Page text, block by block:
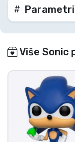
Parametri
Više Sonic